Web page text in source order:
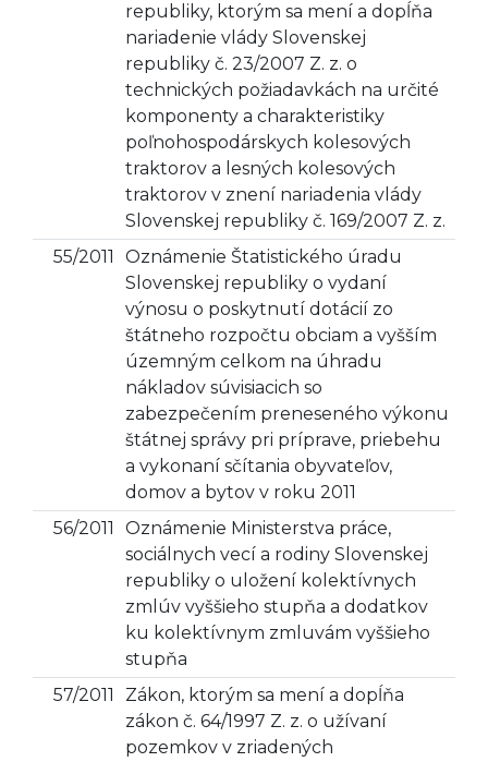
republiky, ktorým sa mení a dopĺňa
nariadenie vlády Slovenskej
republiky č. 23/2007 Z. z. o
technických požiadavkách na určité
komponenty a charakteristiky
poľnohospodárskych kolesových
traktorov a lesných kolesových
traktorov v znení nariadenia vlády
Slovenskej republiky č. 169/2007 Z. z.
55/2011
Oznámenie Štatistického úradu
Slovenskej republiky o vydaní
výnosu o poskytnutí dotácií zo
štátneho rozpočtu obciam a vyšším
územným celkom na úhradu
nákladov súvisiacich so
zabezpečením preneseného výkonu
štátnej správy pri príprave, priebehu
a vykonaní sčítania obyvateľov,
domov a bytov v roku 2011
56/2011
Oznámenie Ministerstva práce,
sociálnych vecí a rodiny Slovenskej
republiky o uložení kolektívnych
zmlúv vyššieho stupňa a dodatkov
ku kolektívnym zmluvám vyššieho
stupňa
57/2011
Zákon, ktorým sa mení a dopĺňa
zákon č. 64/1997 Z. z. o užívaní
pozemkov v zriadených